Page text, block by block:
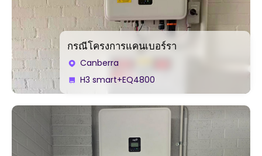
กรณีโครงการแคนเบอร์รา
Canberra
H3 smart+EQ4800